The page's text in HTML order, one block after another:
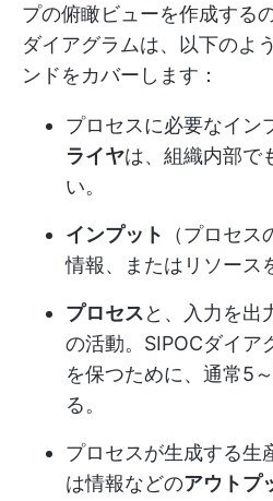
プの俯瞰ビューを作成する
ダイアグラムは、以下のよ
ンドをカバーします：
プロセスに必要なイン
ライヤは、組織内部で
い。
インプット
（プロセス
情報、またはリソース
プロセスと、入力を出
の活動。SIPOCダイア
を保つために、通常5
る。
プロセスが生成する生
は情報などのアウトプ